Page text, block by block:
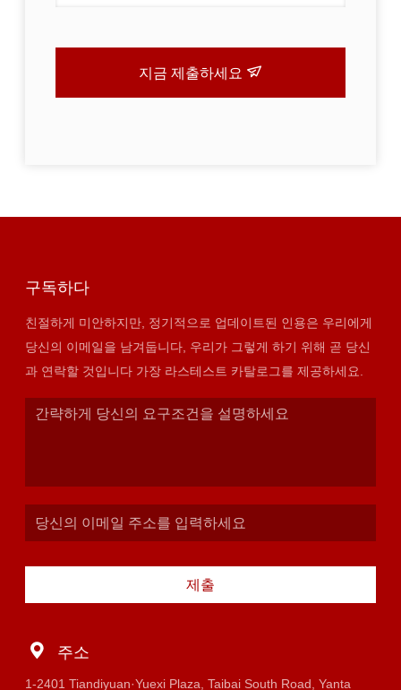
지금 제출하세요
구독하다
친절하게 미안하지만, 정기적으로 업데이트된 인용은 우리에게
당신의 이메일을 남겨둡니다, 우리가 그렇게 하기 위해 곧 당신
과 연락할 것입니다 가장 라스테스트 카탈로그를 제공하세요.
제출
주소
1-2401 Tiandiyuan·Yuexi Plaza, Taibai South Road, Yanta